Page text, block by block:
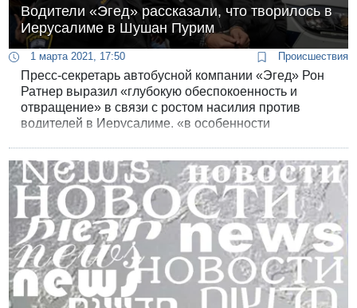
Водители «Эгед» рассказали, что творилось в
Иерусалиме в Шушан Пурим
1 марта 2021, 17:50 Происшествия
Пресс-секретарь автобусной компании «Эгед» Рон
Ратнер выразил «глубокую обеспокоенность и
отвращение» в связи с ростом насилия против
водителей в Иерусалиме, «в особенности
Пурим на улицах столицы.